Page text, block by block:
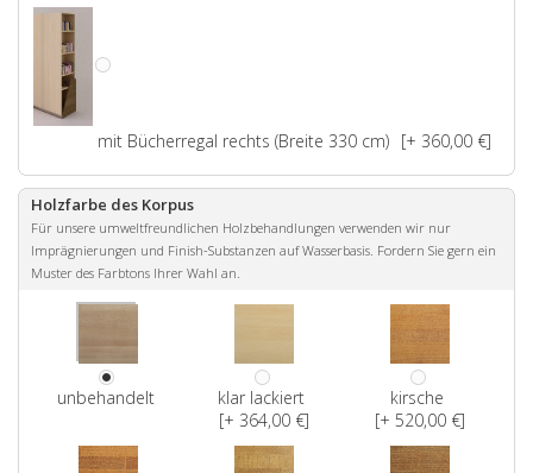
mit Bücherregal rechts (Breite 330 cm) [+ 360,00 €]
Holzfarbe des Korpus
Für unsere umweltfreundlichen Holzbehandlungen verwenden wir nur
Imprägnierungen und Finish-Substanzen auf Wasserbasis. Fordern Sie gern ein
Muster des Farbtons Ihrer Wahl an.
unbehandelt
klar lackiert
[+ 364,00 €]
kirsche
[+ 520,00 €]